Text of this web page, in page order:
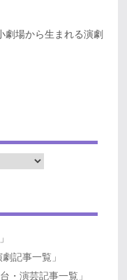
場から生まれる演劇
記事一覧」
・演芸記事一覧」